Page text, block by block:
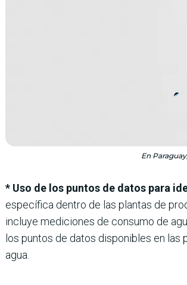
En
* Uso de los puntos de datos para
específica dentro de las plantas de
incluye mediciones de consumo de
los puntos de datos disponibles en
agua.